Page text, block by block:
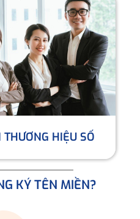
HIỆU SỐ
KÝ TÊN MIỀN?